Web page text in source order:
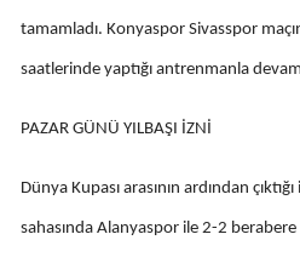
tamamladı. Konyaspor Sivasspor
saatlerinde yaptığı antrenmanla
PAZAR GÜNÜ YILBAŞI İZNİ
Dünya Kupası arasının ardından
sahasında Alanyaspor ile 2-2